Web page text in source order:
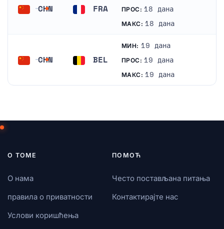
CHN FRA ПРОС: 18 дана
МАКС: 18 дана
CHN BEL
МИН: 19 дана
ПРОС: 19 дана
МАКС: 19 дана
О ТОМЕ
О нама
правила о приватности
Услови коришћења
ПОМОЋ
Често постављана питања
Контактирајте нас